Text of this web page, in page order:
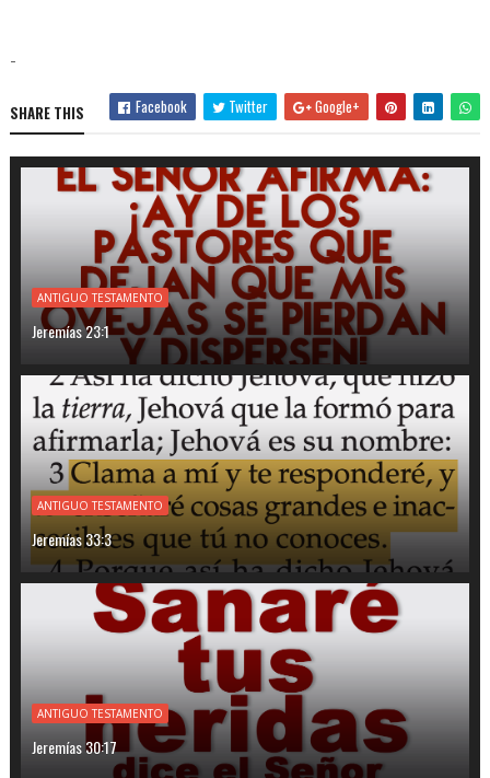
-
SHARE THIS Facebook Twitter Google+
ANTIGUO TESTAMENTO
Jeremías 23:1
ANTIGUO TESTAMENTO
Jeremías 33:3
ANTIGUO TESTAMENTO
Jeremías 30:17